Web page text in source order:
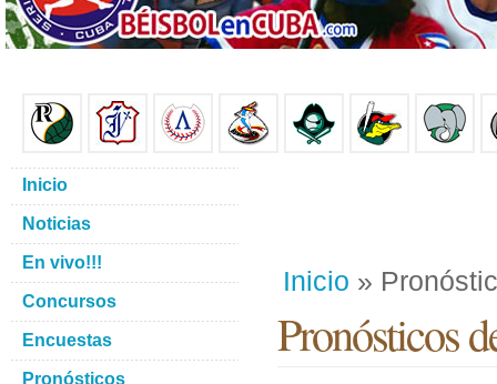
Inicio »
Pronósticos
Inicio
Noticias
En vivo!!!
Concursos
Encuestas
Pronósticos